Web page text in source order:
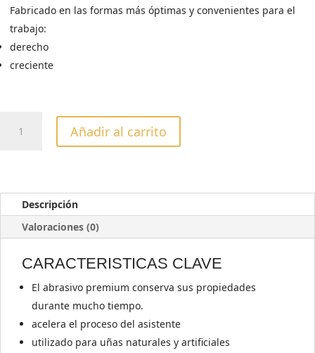
Fabricado en las formas más óptimas y convenientes para el
trabajo:
derecho
creciente
MINERAL
cantidad
Añadir al carrito
Descripción
Valoraciones (0)
CARACTERISTICAS CLAVE
El abrasivo premium conserva sus propiedades
durante mucho tiempo.
acelera el proceso del asistente
utilizado para uñas naturales y artificiales